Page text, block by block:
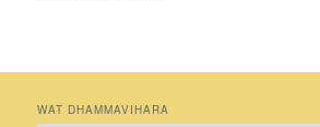
WAT DHAMMAVIHARA